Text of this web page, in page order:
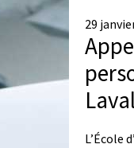
29
Laval
L’École